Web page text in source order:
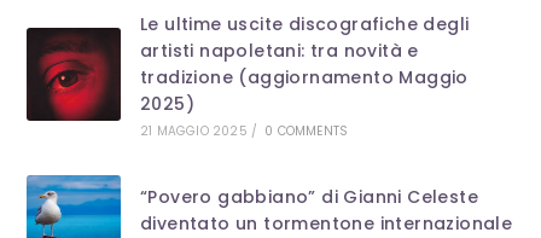
Le ultime uscite discografiche degli
artisti napoletani: tra novità e
tradizione (aggiornamento Maggio
2025)
21 MAGGIO 2025 / 0 COMMENTS
“Povero gabbiano” di Gianni Celeste
diventato un tormentone internazionale